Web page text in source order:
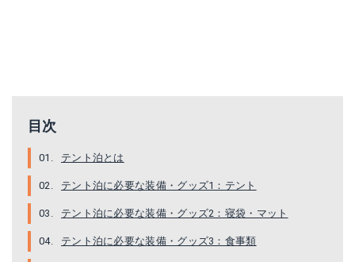
目次
テント泊とは
テント泊に必要な装備・グッズ1：テント
テント泊に必要な装備・グッズ2：寝袋・マット
テント泊に必要な装備・グッズ3：食事類